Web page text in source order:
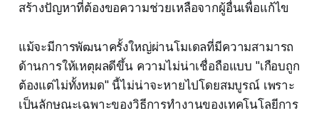
สร้างปัญหาที่ต้องขอความช่วยเหลือจากผู้อื่นเพื่อแก้ไข
แม้จะมีการพัฒนาครั้งใหญ่ผ่านโมเดลที่มีความสามารถ
ด้านการให้เหตุผลดีขึ้น ความไม่น่าเชื่อถือแบบ "เกือบถูก
ต้องแต่ไม่ทั้งหมด" นี้ไม่น่าจะหายไปโดยสมบูรณ์ เพราะ
เป็นลักษณะเฉพาะของวิธีการทำงานของเทคโนโลยีการ